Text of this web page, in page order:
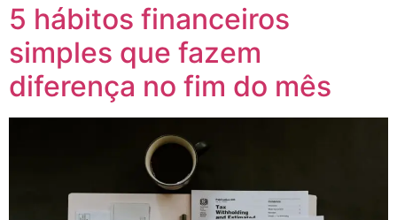
5 hábitos financeiros
simples que fazem
diferença no fim do mês